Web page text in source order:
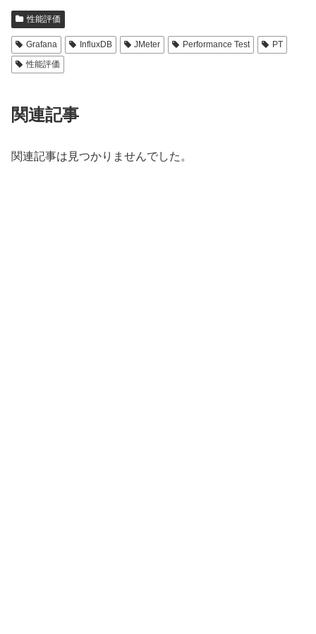
性能評価
Grafana InfluxDB JMeter Performance Test
PT
性能評価
関連記事
関連記事は見つかりませんでした。